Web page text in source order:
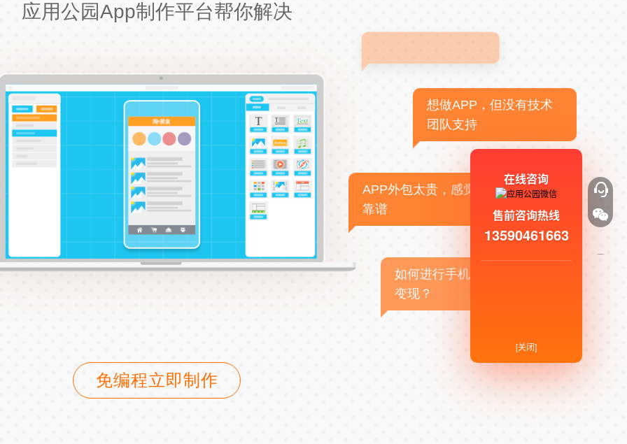
应用公园App制作平台帮你解决
想做APP，但没有技术
团队支持
APP外包太贵，感觉不
靠谱
如何进行手机APP商业
变现？
免编程立即制作
在线咨询
售前咨询热线
13590461663
[关闭]